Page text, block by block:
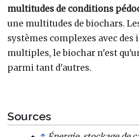
multitudes de conditions
une multitudes de biochars.
systèmes complexes avec
multiples, le biochar n'est
parmi tant d'autres.
Sources